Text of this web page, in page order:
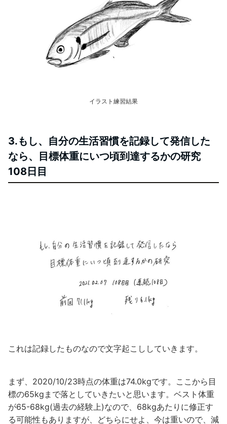
イラスト練習結果
3.もし、自分の生活習慣を記録して発信した
なら、目標体重にいつ頃到達するかの研究
108日目
これは記録したものなので文字起こししていきます。
まず、2020/10/23時点の体重は74.0kgです。ここから目
標の65kgまで落としていきたいと思います。ベスト体重
が65-68kg(過去の経験上)なので、68kgあたりに修正す
る可能性もありますが、どちらにせよ、今は重いので、減